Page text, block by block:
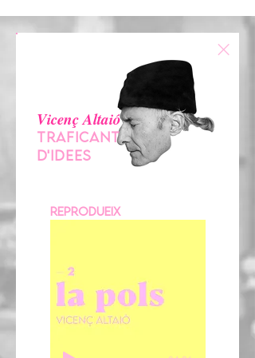
Vicenç Altaió
TRAFICANT
D'IDEES
reprodueix